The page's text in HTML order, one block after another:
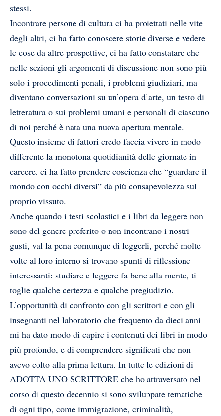
stessi.
Incontrare persone di cultura ci ha proiettati nelle vite
degli altri, ci ha fatto conoscere storie diverse e vedere
le cose da altre prospettive, ci ha fatto constatare che
nelle sezioni gli argomenti di discussione non sono più
solo i procedimenti penali, i problemi giudiziari, ma
diventano conversazioni su un’opera d’arte, un testo di
letteratura o sui problemi umani e personali di ciascuno
di noi perché è nata una nuova apertura mentale.
Questo insieme di fattori credo faccia vivere in modo
differente la monotona quotidianità delle giornate in
carcere, ci ha fatto prendere coscienza che “guardare il
mondo con occhi diversi” dà più consapevolezza sul
proprio vissuto.
Anche quando i testi scolastici e i libri da leggere non
sono del genere preferito o non incontrano i nostri
gusti, val la pena comunque di leggerli, perché molte
volte al loro interno si trovano spunti di riflessione
interessanti: studiare e leggere fa bene alla mente, ti
toglie qualche certezza e qualche pregiudizio.
L’opportunità di confronto con gli scrittori e con gli
insegnanti nel laboratorio che frequento da dieci anni
mi ha dato modo di capire i contenuti dei libri in modo
più profondo, e di comprendere significati che non
avevo colto alla prima lettura. In tutte le edizioni di
ADOTTA UNO SCRITTORE che ho attraversato nel
corso di questo decennio si sono sviluppate tematiche
di ogni tipo, come immigrazione, criminalità,